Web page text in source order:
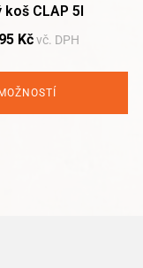
CLAP 5l
Kč vč. DPH